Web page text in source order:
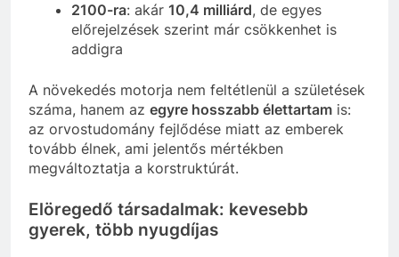
2100-ra: akár 10,4 milliárd, de egyes
előrejelzések szerint már csökkenhet is
addigra
A növekedés motorja nem feltétlenül a születések
száma, hanem az egyre hosszabb élettartam is:
az orvostudomány fejlődése miatt az emberek
tovább élnek, ami jelentős mértékben
megváltoztatja a korstruktúrát.
Elöregedő társadalmak: kevesebb
gyerek, több nyugdíjas